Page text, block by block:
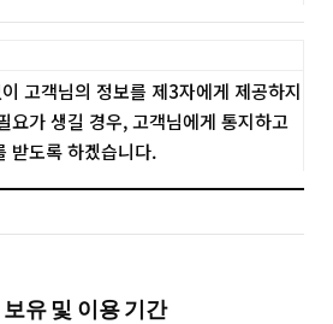
고객님의 정보를 제3자에게 제공하지
요가 생길 경우, 고객님에게 통지하고
받도록 하겠습니다.
유 및 이용 기간